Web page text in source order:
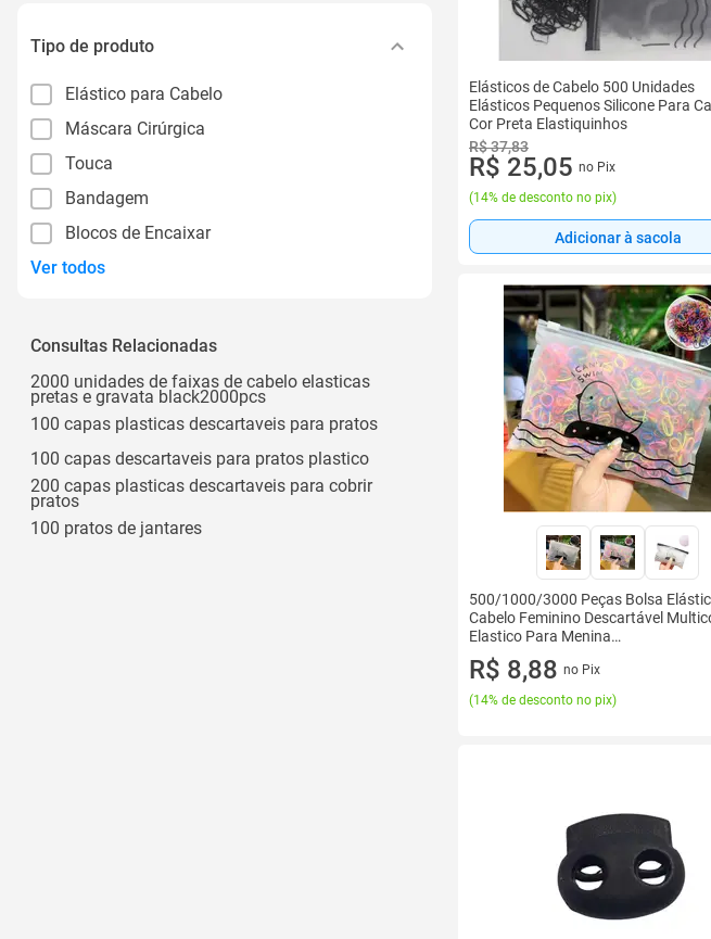
Tipo de produto
Elástico para Cabelo
Máscara Cirúrgica
Touca
Bandagem
Blocos de Encaixar
Ver todos
Consultas Relacionadas
2000 unidades de faixas de cabelo elasticas
pretas e gravata black2000pcs
100 capas plasticas descartaveis para pratos
100 capas descartaveis para pratos plastico
200 capas plasticas descartaveis para cobrir
pratos
100 pratos de jantares
Elásticos de Cabelo 500 Unidades
Elásticos Pequenos Silicone Para
Cor Preta Elastiquinhos
R$ 37,83
R$ 25,05 no Pix
(14% de desconto no pix)
Adicionar à sacola
500/1000/3000 Peças Bolsa
Cabelo Feminino Descartável
Elastico Para Menina
Cor:COLORIDOQuanti
R$ 8,88 no Pix
(14% de desconto no pix)